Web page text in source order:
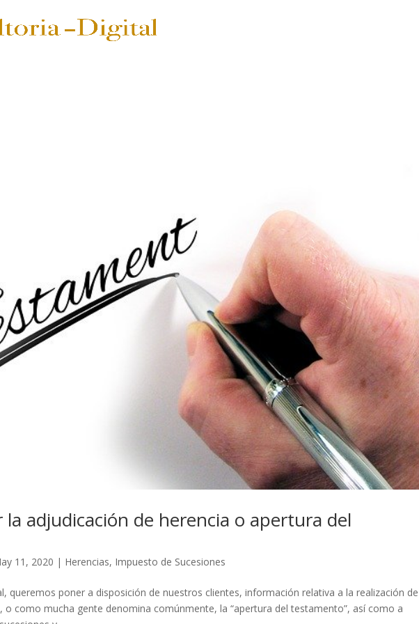
la adjudicación de herencia o apertura del
11, 2020 | Herencias, Impuesto de Sucesiones
queremos poner a disposición de nuestros clientes, información relativa a la realización
o como mucha gente denomina comúnmente, la “apertura del testamento”, así como a